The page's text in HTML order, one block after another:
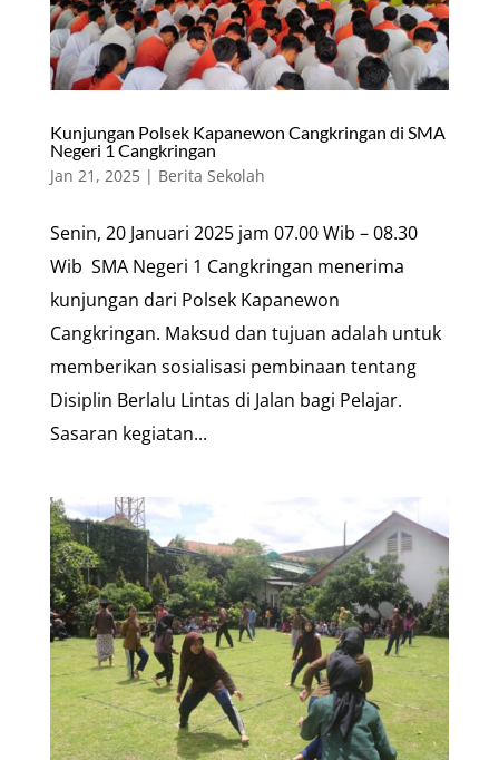
Kunjungan Polsek Kapanewon Cangkringan di SMA
Negeri 1 Cangkringan
Jan 21, 2025| Berita Sekolah
Senin, 20 Januari 2025 jam 07.00 Wib – 08.30
Wib SMA Negeri 1 Cangkringan menerima
kunjungan dari Polsek Kapanewon
Cangkringan. Maksud dan tujuan adalah untuk
memberikan sosialisasi pembinaan tentang
Disiplin Berlalu Lintas di Jalan bagi Pelajar.
Sasaran kegiatan...